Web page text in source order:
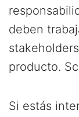
deben
producto.
Si estás